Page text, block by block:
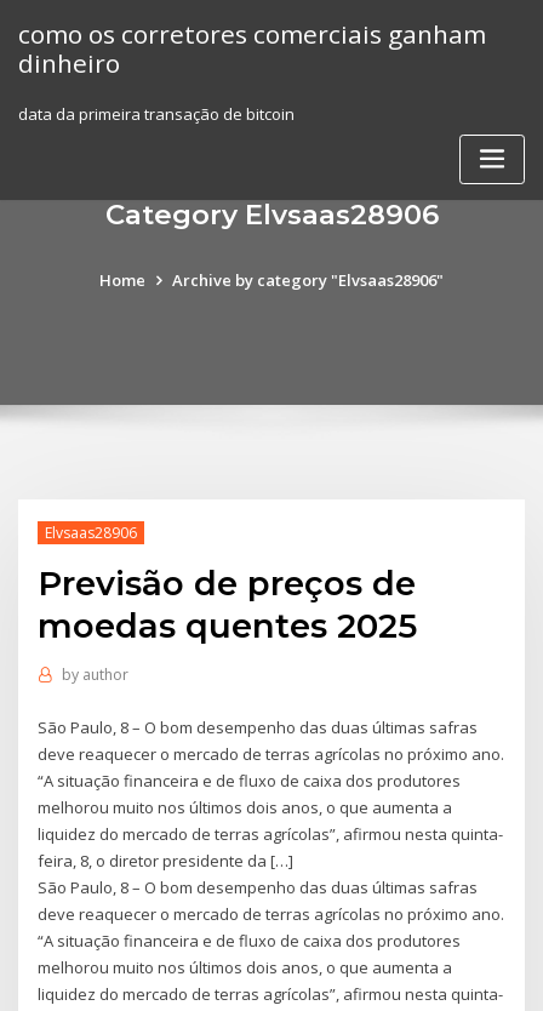
content
como os corretores comerciais ganham
dinheiro
data da primeira transação de bitcoin
Category Elvsaas28906
Home Archive by category "Elvsaas28906"
Elvsaas28906
Previsão de preços de
moedas quentes 2025
by author
São Paulo, 8 – O bom desempenho das duas últimas safras
deve reaquecer o mercado de terras agrícolas no próximo ano.
“A situação financeira e de fluxo de caixa dos produtores
melhorou muito nos últimos dois anos, o que aumenta a
liquidez do mercado de terras agrícolas”, afirmou nesta quinta-
feira, 8, o diretor presidente da […]
São Paulo, 8 – O bom desempenho das duas últimas safras
deve reaquecer o mercado de terras agrícolas no próximo ano.
“A situação financeira e de fluxo de caixa dos produtores
melhorou muito nos últimos dois anos, o que aumenta a
liquidez do mercado de terras agrícolas”, afirmou nesta quinta-